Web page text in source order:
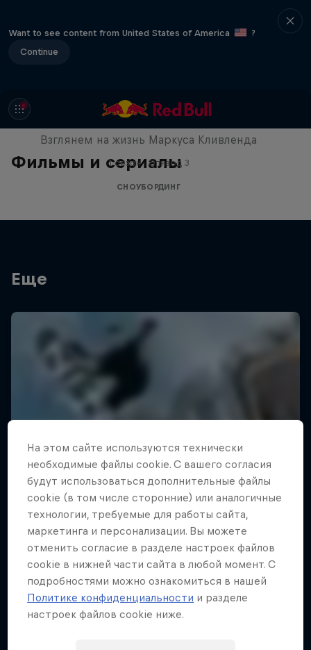
Want to see content from United States of America
?
Continue
Фильмы и сериалы
This is Marcus
Взглянем на жизнь Маркуса Кливленда
1 сезон · Эпизод 3
СНОУБОРДИНГ
Еще
На этом сайте иcпользуются технически
необходимые файлы cookie. С вашего согласия
будут использоваться дополнительные файлы
cookie (в том числе сторонние) или аналогичные
технологии, требуемые для работы сайта,
маркетинга и персонализации. Вы можете
отменить согласие в разделе настроек файлов
cookie в нижней части сайта в любой момент. С
подробностями можно ознакомиться в нашей
Политике конфиденциальности и разделе
настроек файлов cookie ниже.